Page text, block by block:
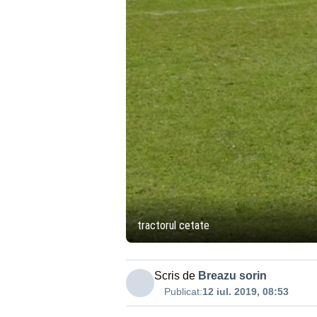
tractorul cetate
Scris de Breazu sorin
Publicat:12 iul. 2019, 08:53